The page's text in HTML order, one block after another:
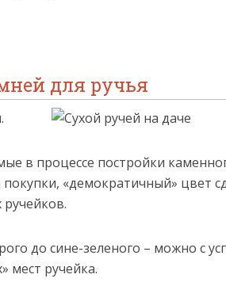
для ручья
в процессе постройки
«демократичный» цвет
до сине-зеленого – можно с
мест ручейка.